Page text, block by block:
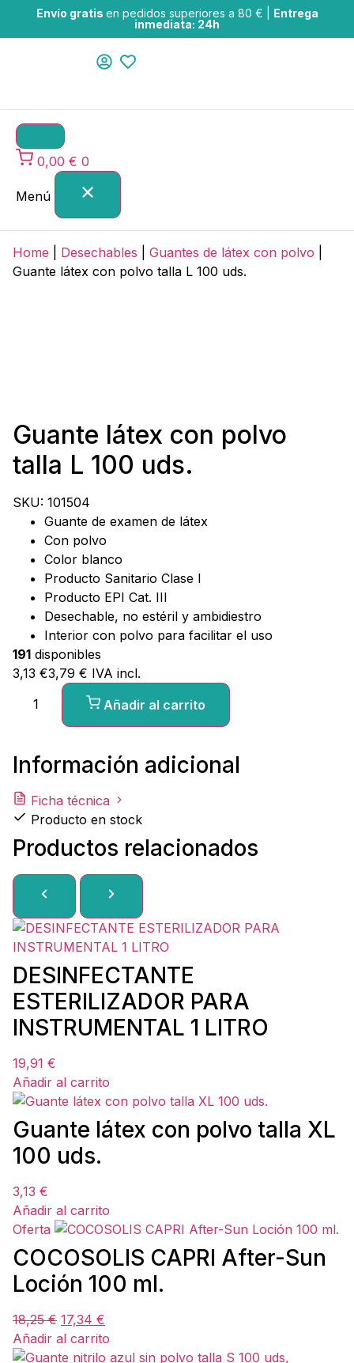
Envío gratis en pedidos superiores a 80 € | Entrega
inmediata: 24h
0,00 € 0
Menú
Home Desechables Guantes de látex con polvo
Guante látex con polvo talla L 100 uds.
Guante látex con polvo
talla L 100 uds.
SKU: 101504
Guante de examen de látex
Con polvo
Color blanco
Producto Sanitario Clase I
Producto EPI Cat. III
Desechable, no estéril y ambidiestro
Interior con polvo para facilitar el uso
191 disponibles
3,13 €3,79 € IVA incl.
Añadir al carrito
Información adicional
Ficha técnica
Producto en stock
Productos relacionados
DESINFECTANTE
ESTERILIZADOR PARA
INSTRUMENTAL 1 LITRO
19,91 €
Añadir al carrito
Guante látex con polvo talla XL
100 uds.
3,13 €
Añadir al carrito
Oferta
COCOSOLIS CAPRI After-Sun
Loción 100 ml.
18,25€ 17,34 €
Añadir al carrito